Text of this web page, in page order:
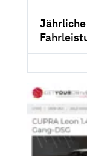
Jährliche